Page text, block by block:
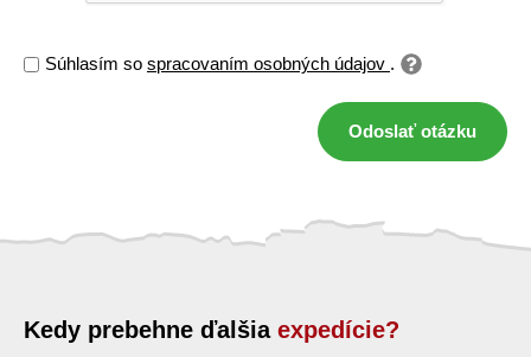
Súhlasím so spracovaním osobných údajov .
Odoslať otázku
Kedy prebehne ďalšia expedície?